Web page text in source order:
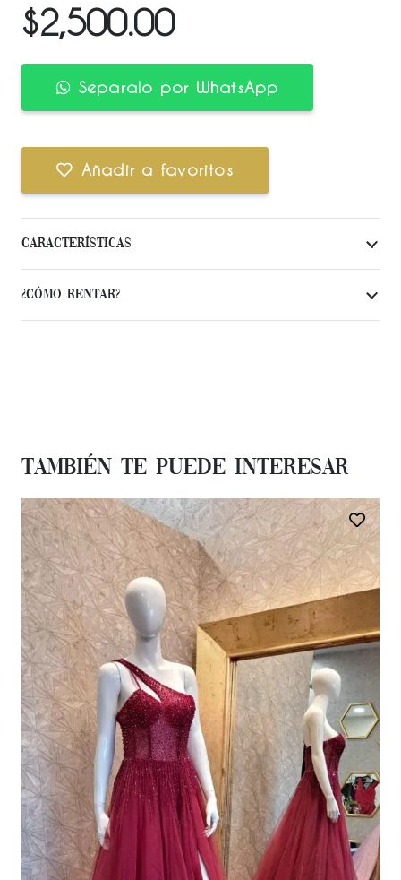
$2,500.00
Separalo por WhatsApp
Añadir a favoritos
Características
¿Cómo Rentar?
También te Puede Interesar